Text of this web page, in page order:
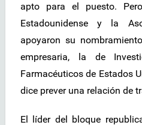
apto para el puesto.
Estadounidense y la
apoyaron su
empresaria, la de
Farmacéuticos de Estados
dice prever una relación de
El líder del bloque